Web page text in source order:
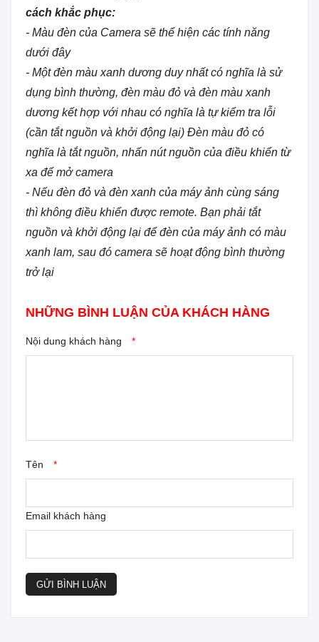
cách khắc phục:
- Màu đèn của Camera sẽ thể hiện các tính năng
dưới đây
- Một đèn màu xanh dương duy nhất có nghĩa là sử
dụng bình thường, đèn màu đỏ và đèn màu xanh
dương kết hợp với nhau có nghĩa là tự kiểm tra lỗi
(cần tắt nguồn và khởi động lại) Đèn màu đỏ có
nghĩa là tắt nguồn, nhấn nút nguồn của điều khiển từ
xa để mở camera
- Nếu đèn đỏ và đèn xanh của máy ảnh cùng sáng
thì không điều khiển được remote. Bạn phải tắt
nguồn và khởi động lại để đèn của máy ảnh có màu
xanh lam, sau đó camera sẽ hoạt động bình thường
trở lại
1080H
NHỮNG BÌNH LUẬN CỦA KHÁCH HÀNG
Nội dung khách hàng *
Tên *
Email khách hàng
GỬI BÌNH LUẬN